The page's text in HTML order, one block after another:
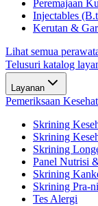
Peremajaan
Injectables
Kerutan &
Lihat semua
Telusuri katalog
Layanan
Pemeriksaan
Skrining
Skrining
Skrining
Panel Nutrisi
Skrining
Skrining Pra-
Tes Alergi